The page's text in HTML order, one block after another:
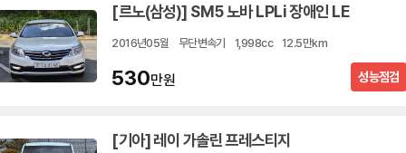
[르노(삼성)] SM5 노바 LPLi 장애인 LE
2016년05월 무단변속기 1,998cc 12.5만km
성능점검
530만원
[기아] 레이 가솔린 프레스티지